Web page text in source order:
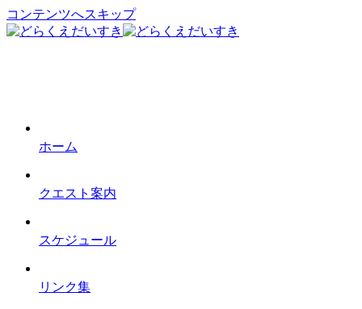
コンテンツへスキップ
ホーム
クエスト案内
スケジュール
リンク集